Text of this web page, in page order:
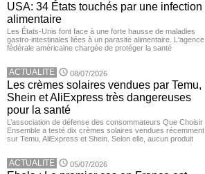
USA: 34 États touchés par une infection
alimentaire
Les États-Unis font face à une forte hausse de maladies
gastro-intestinales liées à un parasite alimentaire. L'agence
fédérale américaine chargée de protéger la santé
ACTUALITE 08/07/2026
Les crèmes solaires vendues par Temu,
Shein et AliExpress très dangereuses
pour la santé
L’association de défense des consommateurs Que Choisir
Ensemble a testé dix crèmes solaires vendues récemment
sur Temu, AliExpress et Shein. Selon elle, aucun produit
ACTUALITE 05/07/2026